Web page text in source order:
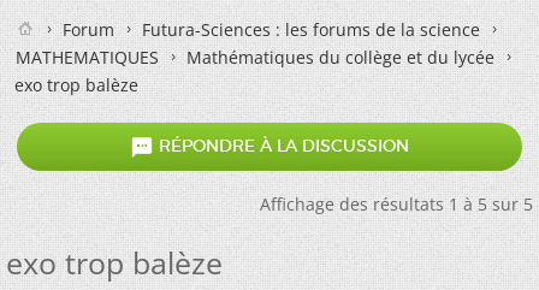
Forum
Futura-Sciences : les forums de la science
MATHEMATIQUES
Mathématiques du collège et du lycée
exo trop balèze
 RÉPONDRE À LA DISCUSSION
Affichage des résultats 1 à 5 sur 5
exo trop balèze